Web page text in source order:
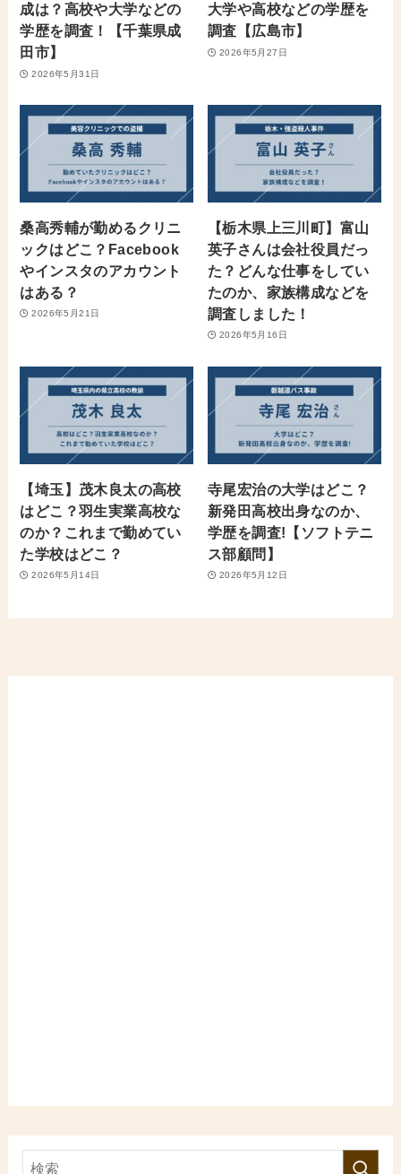
成は？高校や大学などの
学歴を調査！【千葉県成
田市】
2026年5月31日
大学や高校などの学歴を
調査【広島市】
2026年5月27日
桑高秀輔が勤めるクリニ
ックはどこ？Facebook
やインスタのアカウント
はある？
2026年5月21日
【栃木県上三川町】富山
英子さんは会社役員だっ
た？どんな仕事をしてい
たのか、家族構成などを
調査しました！
2026年5月16日
【埼玉】茂木良太の高校
はどこ？羽生実業高校な
のか？これまで勤めてい
た学校はどこ？
2026年5月14日
寺尾宏治の大学はどこ？
新発田高校出身なのか、
学歴を調査!【ソフトテニ
ス部顧問】
2026年5月12日